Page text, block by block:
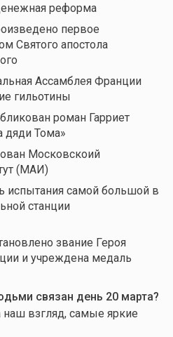
реформа
первое
Святого апостола
Ассамблея Франции
гильотины
роман Гарриет
дяди Тома»
Московскоий
(МАИ)
испытания самой большой в
станции
звание Героя
и учреждена медаль
связан день 20марта?
наш взгляд, самые яркие